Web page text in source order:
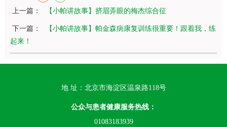
上一篇： 【小帕讲故事】挤眉弄眼的梅杰综合征
下一篇：
【小帕讲故事】帕金森病康复训练很重要！跟着我，练
起来！
地 址：北京市海淀区温泉路118号
公众与患者健康服务热线：
01083183939